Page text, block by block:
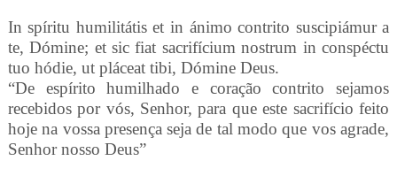
In spíritu humilitátis et in ánimo contrito suscipiámur a
te, Dómine; et sic fiat sacrifícium nostrum in conspéctu
tuo hódie, ut pláceat tibi, Dómine Deus.
“De espírito humilhado e coração contrito sejamos
recebidos por vós, Senhor, para que este sacrifício feito
hoje na vossa presença seja de tal modo que vos agrade,
Senhor nosso Deus”